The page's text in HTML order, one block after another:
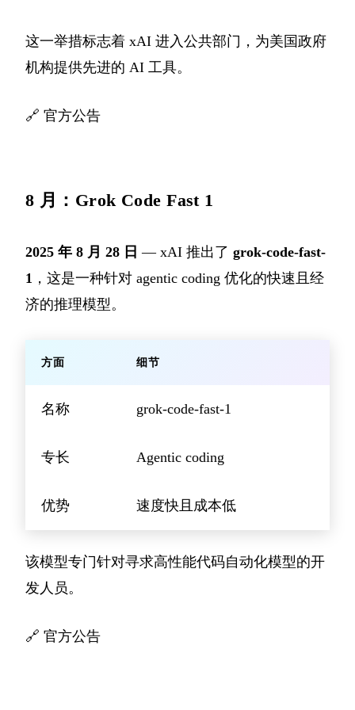
这一举措标志着 xAI 进入公共部门，为美国政府
机构提供先进的 AI 工具。
🔗 官方公告
8 月：Grok Code Fast 1
2025 年 8 月 28 日 — xAI 推出了 grok-code-fast-
1 ，这是一种针对 agentic coding 优化的快速且经
济的推理模型。
方面 细节
名称 grok-code-fast-1
专长 Agentic coding
优势 速度快且成本低
该模型专门针对寻求高性能代码自动化模型的开
发人员。
🔗 官方公告